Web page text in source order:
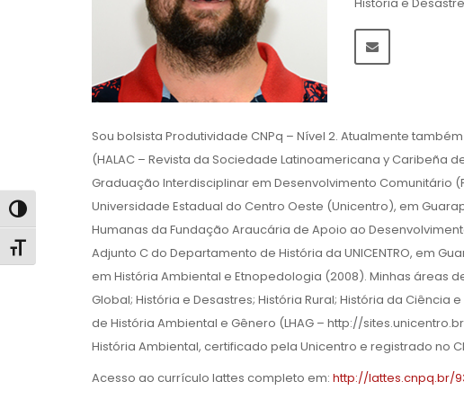
Alternar alto contraste
Alternar tamanho da fonte
Sou bolsista Produtividade CNPq – Nível 2. Atualmente
(HALAC – Revista da Sociedade Latinoamericana y Caribeña
Graduação Interdisciplinar em Desenvolvimento Comunitário
Universidade Estadual do Centro Oeste (Unicentro), em
Humanas da Fundação Araucária de Apoio ao
Adjunto C do Departamento de História da UNICENTRO, em
em História Ambiental e Etnopedologia (2008). Minhas áreas
Global; História e Desastres; História Rural; História da
de História Ambiental e Gênero (LHAG – http://
História Ambiental, certificado pela Unicentro e registrado no
Acesso ao currículo lattes completo em: http://lattes.cnpq.br/